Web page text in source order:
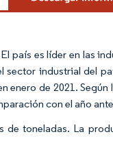
país es líder en las
industrial del
enero de 2021.
con el año
de toneladas. La